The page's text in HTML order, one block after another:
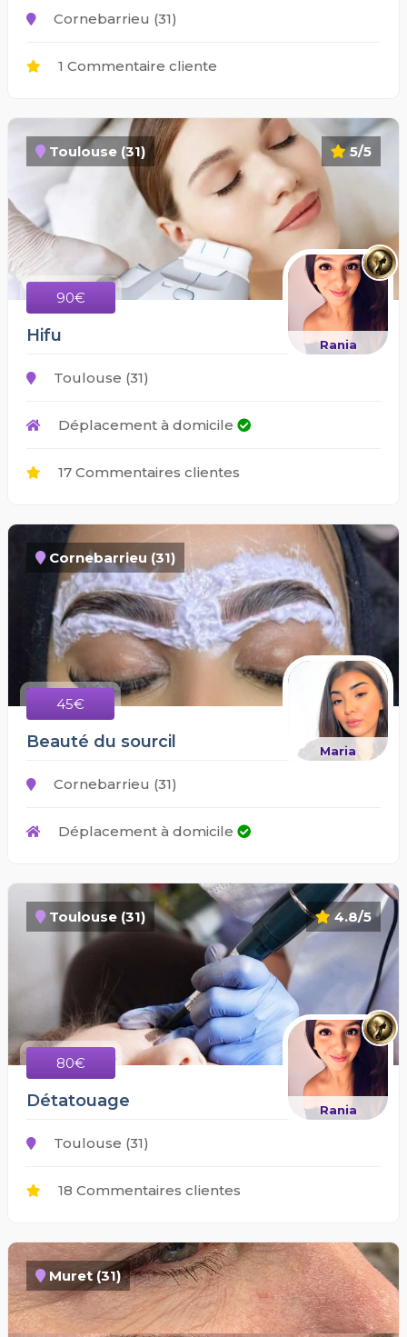
Cornebarrieu (31)
1 Commentaire cliente
5/5
Toulouse (31)
90€
Rania
Hifu
Toulouse (31)
Déplacement à domicile
17 Commentaires clientes
Cornebarrieu (31)
45€
Maria
Beauté du sourcil
Cornebarrieu (31)
Déplacement à domicile
4.8/5
Toulouse (31)
80€
Rania
Détatouage
Toulouse (31)
18 Commentaires clientes
Muret (31)